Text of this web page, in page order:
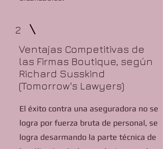
2
Ventajas Competitivas de
las Firmas Boutique, según
Richard Susskind
(Tomorrow's Lawyers)
​El éxito contra una aseguradora no se
logra por fuerza bruta de personal, se
logra desarmando la parte técnica de